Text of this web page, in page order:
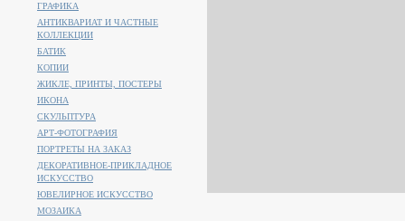
ГРАФИКА
АНТИКВАРИАТ И ЧАСТНЫЕ
КОЛЛЕКЦИИ
БАТИК
КОПИИ
ЖИКЛЕ, ПРИНТЫ, ПОСТЕРЫ
ИКОНА
СКУЛЬПТУРА
АРТ-ФОТОГРАФИЯ
ПОРТРЕТЫ НА ЗАКАЗ
ДЕКОРАТИВНОЕ-ПРИКЛАДНОЕ
ИСКУССТВО
ЮВЕЛИРНОЕ ИСКУССТВО
МОЗАИКА